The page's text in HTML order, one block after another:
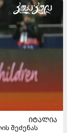
ᲘᲢᲐᲚᲘᲐ
შეძენას